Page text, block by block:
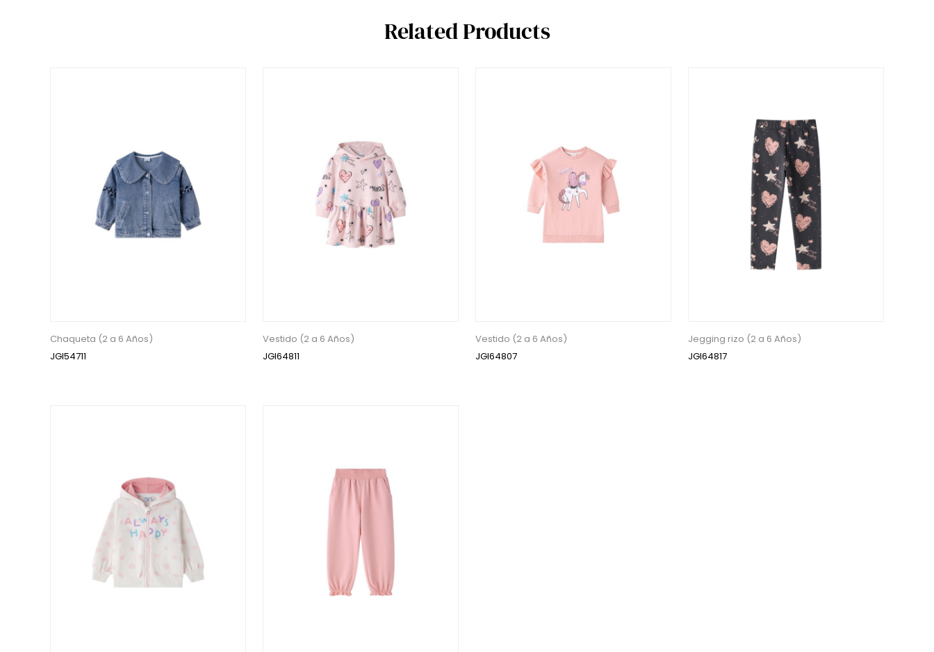
Related Products
Chaqueta (2 a 6 Años)
JGI54711
Vestido (2 a 6 Años)
JGI64811
Vestido (2 a 6 Años)
JGI64807
Jegging rizo (2 a 6 Años)
JGI64817